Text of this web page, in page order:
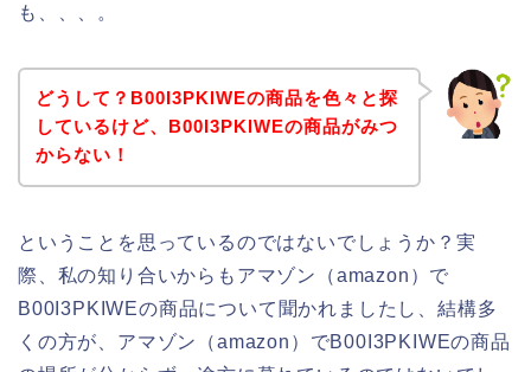
も、、、。
どうして？B00I3PKIWEの商品を色々と探
しているけど、B00I3PKIWEの商品がみつ
からない！
ということを思っているのではないでしょうか？実
際、私の知り合いからもアマゾン（amazon）で
B00I3PKIWEの商品について聞かれましたし、結構多
くの方が、アマゾン（amazon）でB00I3PKIWEの商品